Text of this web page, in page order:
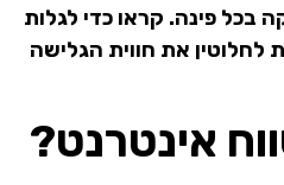
בכל פינה. קראו כדי לגלות
לחלוטין את חווית הגלישה
אינטרנט?